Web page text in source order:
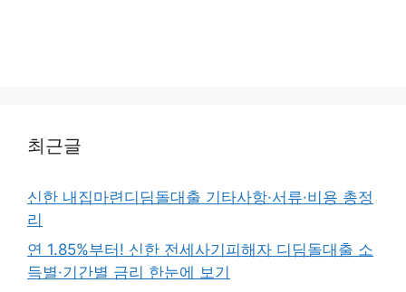
최근글
신한 내집마련디딤돌대출 기타사항·서류·비용 총정
리
연 1.85%부터! 신한 전세사기피해자 디딤돌대출 소
득별·기간별 금리 한눈에 보기